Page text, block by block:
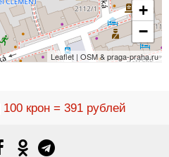
+
−
Leaflet | OSM & praga-praha.ru
100 крон = 391 рублей